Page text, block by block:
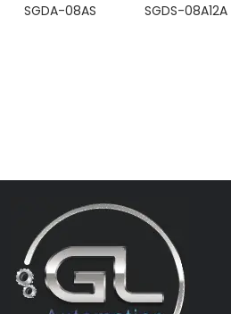
SGDA-08AS SGDS-08A12A